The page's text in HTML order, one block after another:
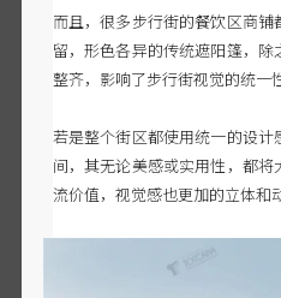
而且，很多步行街的餐饮区商
留，形色各异的传统遮阳篷，
整齐，影响了步行街视觉的统一
若是整个街区都使用统一的设
间，其无论美感或实用性，都
流价值，视觉感也更加的立体和